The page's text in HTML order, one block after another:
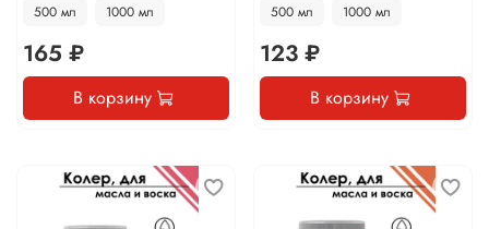
500 мл
1000 мл
165 ₽
В корзину
500 мл
1000 мл
123 ₽
В корзину